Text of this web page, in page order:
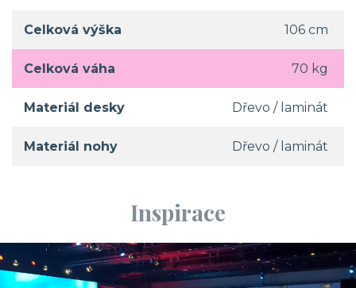
Celková výška 106 cm
Celková váha 70 kg
Materiál desky Dřevo / laminát
Materiál nohy Dřevo / laminát
Inspirace